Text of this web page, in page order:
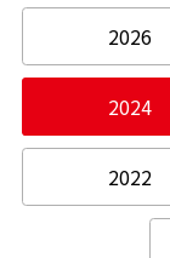
2026
2024
2022